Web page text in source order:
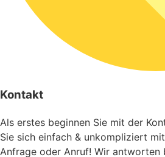
Kontakt
Als erstes beginnen Sie mit der
Sie sich einfach & unkompliziert
Anfrage oder Anruf! Wir antworten